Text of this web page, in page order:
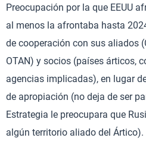
Preocupación por la que EEUU
al menos la afrontaba hasta
de cooperación con sus aliados
OTAN) y socios (países árticos,
agencias implicadas), en lugar
de apropiación (no deja de ser
Estrategia le preocupara que
algún territorio aliado del Ártico).